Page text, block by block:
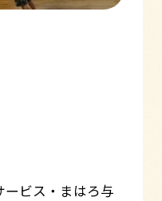
ービス・まはろ与